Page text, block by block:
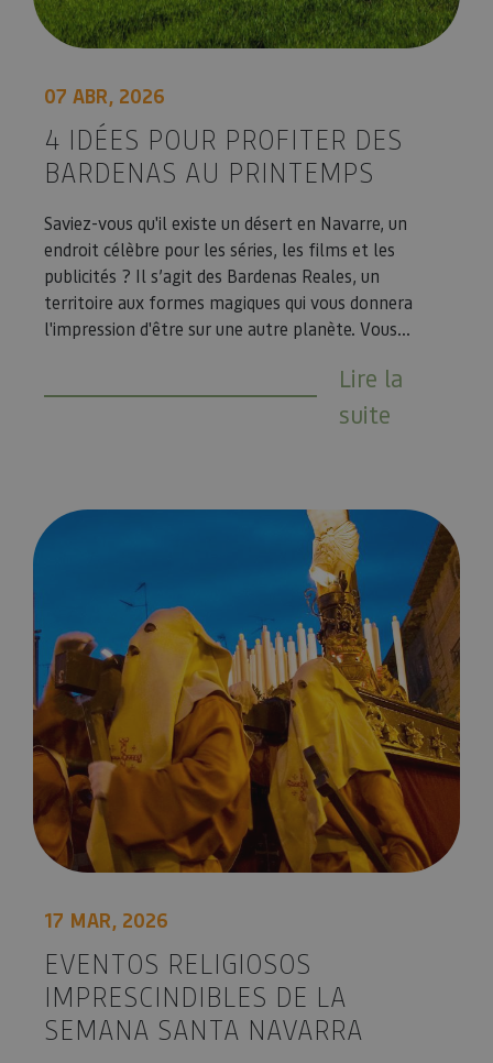
07 ABR, 2026
4 IDÉES POUR PROFITER DES
BARDENAS AU PRINTEMPS
Saviez-vous qu'il existe un désert en Navarre, un
endroit célèbre pour les séries, les films et les
publicités ? Il s’agit des Bardenas Reales, un
territoire aux formes magiques qui vous donnera
l'impression d'être sur une autre planète. Vous...
Lire la
suite
Eventos religiosos imprescindibles de la Semana Santa
17 MAR, 2026
EVENTOS RELIGIOSOS
IMPRESCINDIBLES DE LA
SEMANA SANTA NAVARRA